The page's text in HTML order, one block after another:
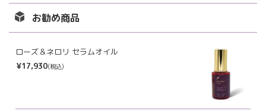
イ
ブ
お勧め商品
ローズ＆ネロリ セラムオイル
¥17,930(税込)